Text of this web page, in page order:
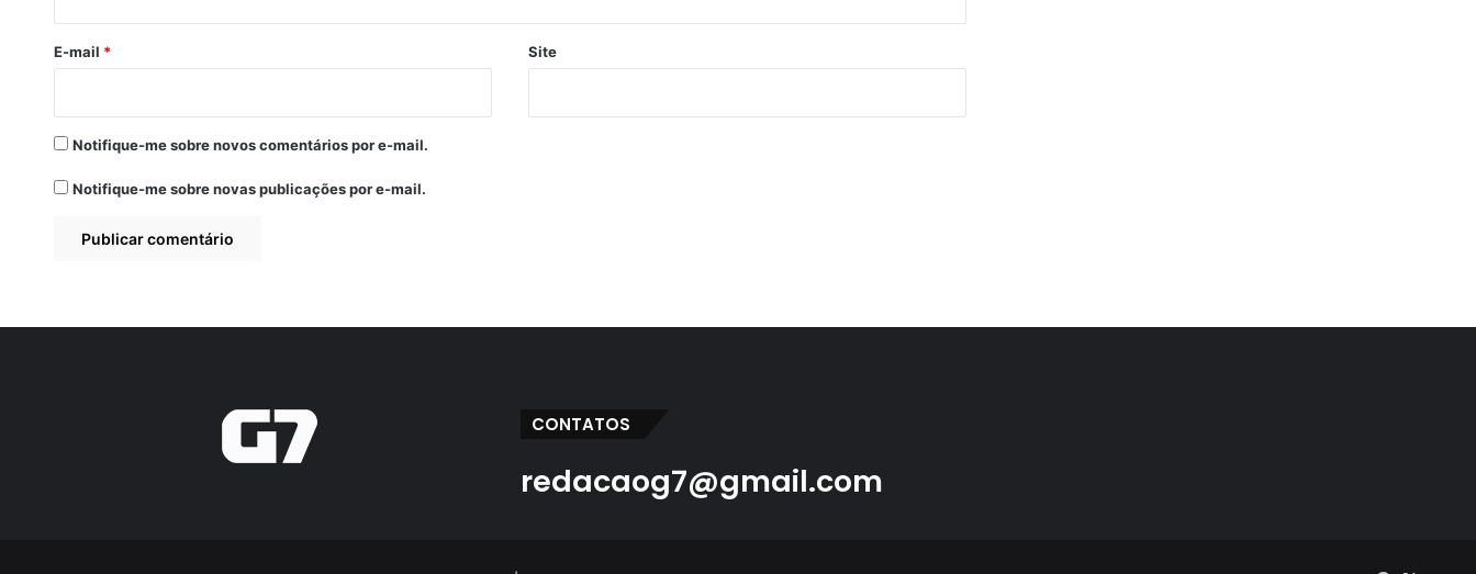
*
E-mail * Site
Notifique-me sobre novos comentários por e-mail.
Notifique-me sobre novas publicações por e-mail.
CONTATOS
redacaog7@gmail.com